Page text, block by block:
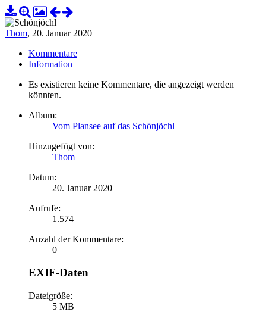
Thom, 20. Januar 2020
Kommentare
Information
Es existieren keine Kommentare, die angezeigt werden
könnten.
Album:
Vom Plansee auf das Schönjöchl
Hinzugefügt von:
Thom
Datum:
20. Januar 2020
Aufrufe:
1.574
Anzahl der Kommentare:
0
EXIF-Daten
Dateigröße:
5 MB